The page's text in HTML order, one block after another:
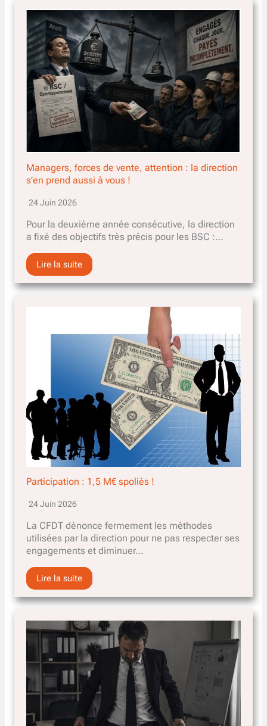
Managers, forces de vente, attention : la direction
s’en prend aussi à vous !
24 Juin 2026
Pour la deuxième année consécutive, la direction
a fixé des objectifs très précis pour les BSC :…
Lire la suite
Participation : 1,5 M€ spoliés !
24 Juin 2026
La CFDT dénonce fermement les méthodes
utilisées par la direction pour ne pas respecter ses
engagements et diminuer…
Lire la suite